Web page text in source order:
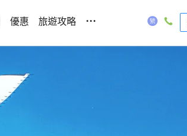
優惠 旅遊攻略 ...